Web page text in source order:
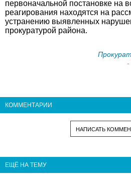
первоначальной постановке на
реагирования находятся на
устранению выявленных
прокуратурой района.
КОММЕНТАРИИ
НАПИСАТЬ
ЕЩЁ НА ТЕМУ